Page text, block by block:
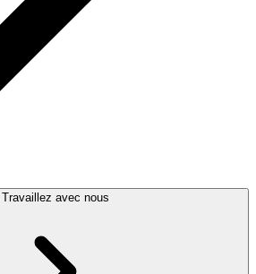
Travaillez avec nous